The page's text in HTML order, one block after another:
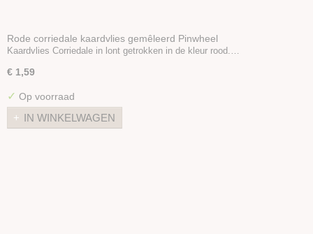
Rode corriedale kaardvlies gemêleerd Pinwheel
Kaardvlies Corriedale in lont getrokken in de kleur rood.…
€ 1,59
✓ Op voorraad
IN WINKELWAGEN